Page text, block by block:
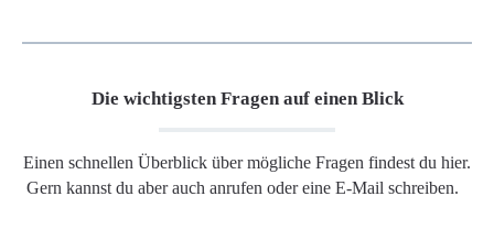
Die wichtigsten Fragen auf einen Blick
Einen schnellen Überblick über mögliche Fragen findest du hier.
Gern kannst du aber auch anrufen oder eine E-Mail schreiben.